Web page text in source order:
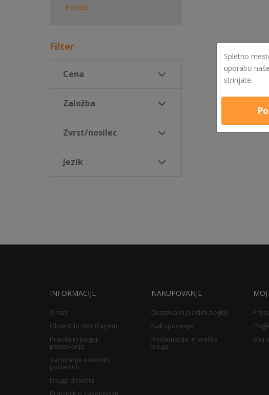
Počisti
Filter
Cena
Založba
Zvrst/nosilec
Jezik
INFORMACIJE
O nas
Obvestilo delničarjem
Pravila in pogoji
poslovanja
Varovanje osebnih
podatkov
Druga določila
NAKUPOVANJE
Dostava in plačilni pogoji
Nakupovanje
Reklamacija in vračila
blaga
Moj
Spletno
uporabo
strinjate.